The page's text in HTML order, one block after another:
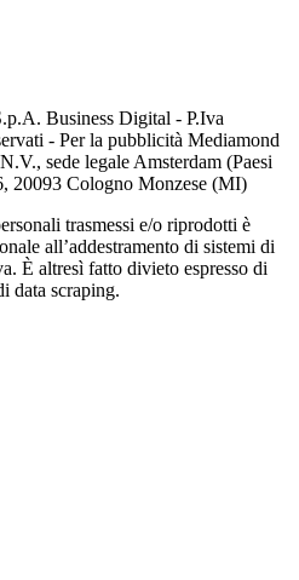
Business Digital - P.Iva
- Per la pubblicità Mediamond
sede legale Amsterdam (Paesi
20093 Cologno Monzese (MI)
trasmessi e/o riprodotti è
all’addestramento di sistemi di
È altresì fatto divieto espresso di
data scraping.